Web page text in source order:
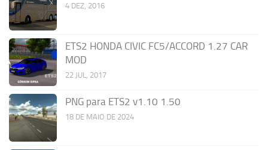
4 DEZ, 2016
ETS2 HONDA CIVIC FC5/ACCORD 1.27 CAR
MOD
22 JUL, 2017
PNG para ETS2 v1.10 1.50
18 DE MAIO DE 2024